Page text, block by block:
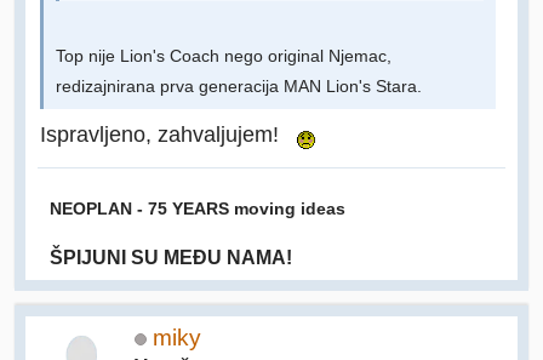
Top nije Lion's Coach nego original Njemac,
redizajnirana prva generacija MAN Lion's Stara.
Ispravljeno, zahvaljujem!
NEOPLAN - 75 YEARS moving ideas
ŠPIJUNI SU MEĐU NAMA!
miky